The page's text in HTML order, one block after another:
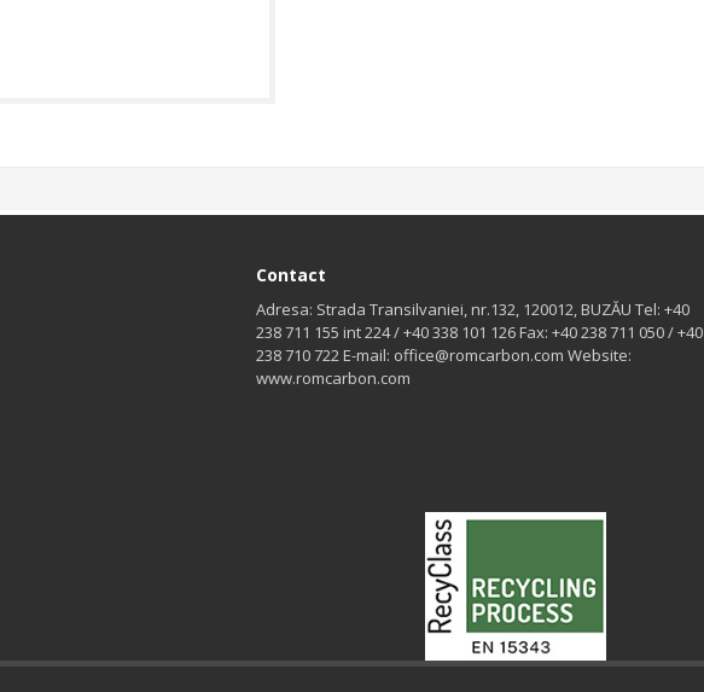
Contact
Adresa: Strada Transilvaniei, nr.132, 120012, BUZĂU Tel: +40
238 711 155 int 224 / +40 338 101 126 Fax: +40 238 711 050 / +40
238 710 722 E-mail: office@romcarbon.com Website:
www.romcarbon.com